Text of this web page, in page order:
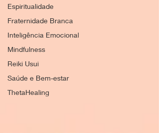
Espiritualidade
Fraternidade Branca
Inteligência Emocional
Mindfulness
Reiki Usui
Saúde e Bem-estar
ThetaHealing